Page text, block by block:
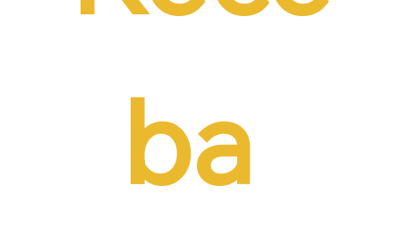
ba